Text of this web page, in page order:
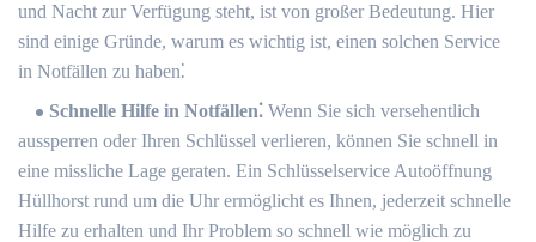
und Nacht zur Verfügung steht, ist von großer Bedeutung.​ Hier
sind einige Gründe, warum es wichtig ist, einen solchen Service
in Notfällen zu haben⁚
Schnelle Hilfe in Notfällen⁚ Wenn Sie sich versehentlich
aussperren oder Ihren Schlüssel verlieren, können Sie schnell in
eine missliche Lage geraten.​ Ein Schlüsselservice Autoöffnung
Hüllhorst rund um die Uhr ermöglicht es Ihnen, jederzeit schnelle
Hilfe zu erhalten und Ihr Problem so schnell wie möglich zu